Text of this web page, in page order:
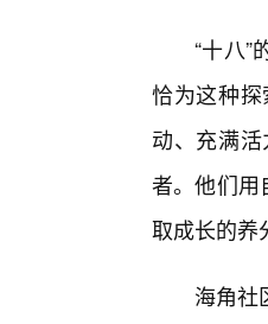
“十八”
恰为这种
动、充满
者。他们用
取成长的养
海角社